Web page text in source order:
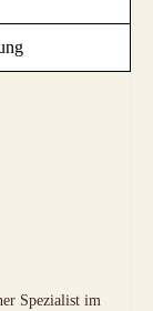
Spezialist im